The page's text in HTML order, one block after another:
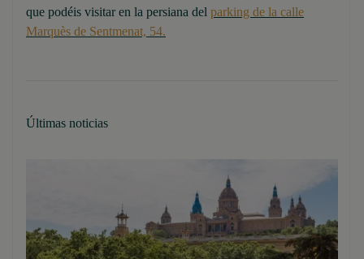
que podéis visitar en la persiana del parking de la calle
Marquès de Sentmenat, 54.
Últimas noticias